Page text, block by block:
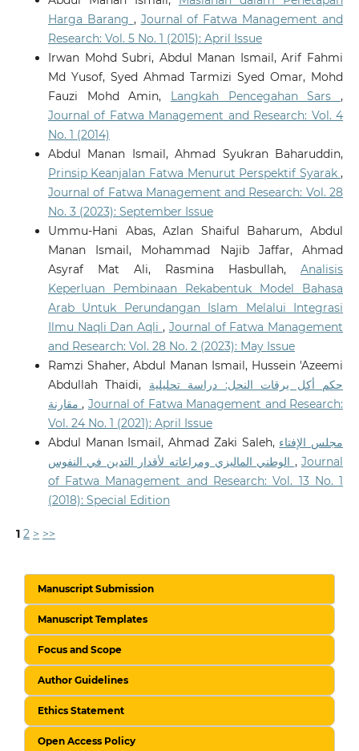
Harga Barang , Journal of Fatwa Management and
Research: Vol. 5 No. 1 (2015): April Issue
Irwan Mohd Subri, Abdul Manan Ismail, Arif Fahmi
Md Yusof, Syed Ahmad Tarmizi Syed Omar, Mohd
Fauzi Mohd Amin, Langkah Pencegahan Sars,
Journal of Fatwa Management and Research: Vol. 4
No. 1 (2014)
Abdul Manan Ismail, Ahmad Syukran Baharuddin,
Prinsip Keanjalan Fatwa Menurut Perspektif Syarak,
Journal of Fatwa Management and Research: Vol. 28
No. 3 (2023): September Issue
Ummu-Hani Abas, Azlan Shaiful Baharum, Abdul
Manan Ismail, Mohammad Najib Jaffar, Ahmad
Asyraf Mat Ali, Rasmina Hasbullah,Analisis
Keperluan Pembinaan Rekabentuk Model Bahasa
Arab Untuk Perundangan Islam Melalui Integrasi
Ilmu Naqli Dan Aqli , Journal of Fatwa Management
and Research: Vol. 28 No. 2 (2023): May Issue
Ramzi Shaher, Abdul Manan Ismail, Hussein 'Azeemi
Abdullah Thaidi, حكم أكل يرقات النحل: دراسة تحليلية
مقارنة, Journal of Fatwa Management and Research:
Vol. 24 No. 1 (2021): April Issue
Abdul Manan Ismail, Ahmad Zaki Saleh, مجلس الإفتاء
,Journal
of Fatwa Management and Research: Vol. 13 No. 1
(2018): Special Edition
1 2 > >>
Manuscript Submission
Manuscript Templates
Focus and Scope
Author Guidelines
Ethics Statement
Open Access Policy